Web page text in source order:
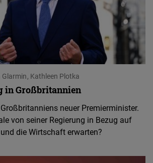
Glarmin Kathleen Plotka
in Großbritannien
neuer Premierminister.
von seiner Regierung in Bezug auf
die Wirtschaft erwarten?